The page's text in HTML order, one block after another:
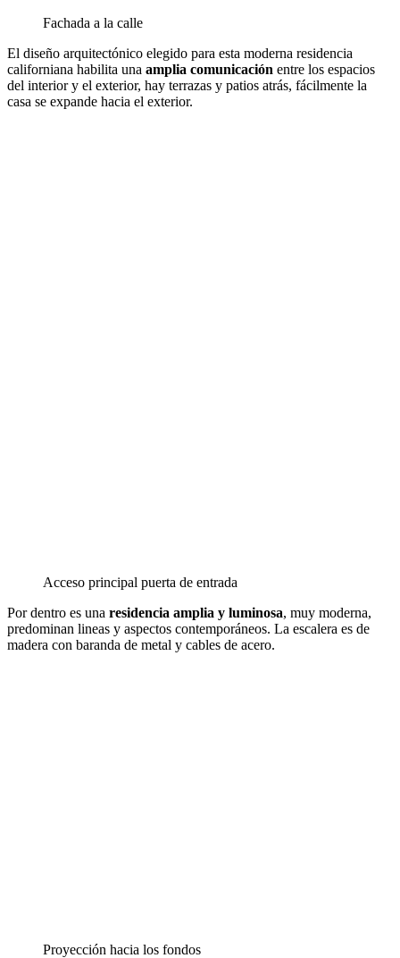
Fachada a la calle
El diseño arquitectónico elegido para esta moderna residencia
californiana habilita una amplia comunicación entre los espacios
del interior y el exterior, hay terrazas y patios atrás, fácilmente la
casa se expande hacia el exterior.
Acceso principal puerta de entrada
Por dentro es una residencia amplia y luminosa, muy moderna,
predominan lineas y aspectos contemporáneos. La escalera es de
madera con baranda de metal y cables de acero.
Proyección hacia los fondos